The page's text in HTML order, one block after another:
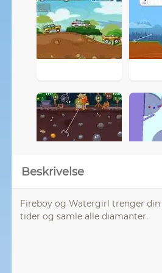
Beskrivelse
Fireboy og Watergirl trenger
tider og samle alle diamanter.